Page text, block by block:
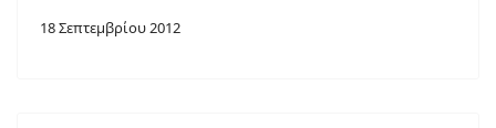
18 Σεπτεμβρίου 2012